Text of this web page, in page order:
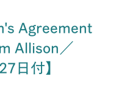
Agreement
Allison／
日付】